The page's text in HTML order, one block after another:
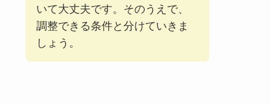
いて大丈夫です。そのうえで、
調整できる条件と分けていきま
しょう。